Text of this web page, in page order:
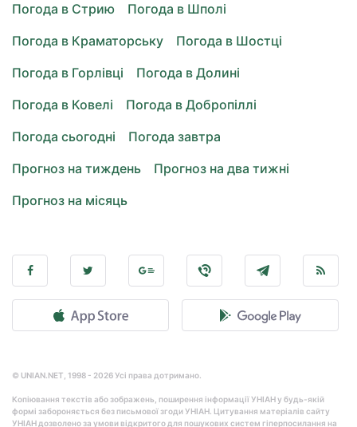
Погода в Стрию
Погода в Шполі
Погода в Краматорську
Погода в Шостці
Погода в Горлівці
Погода в Долині
Погода в Ковелі
Погода в Добропіллі
Погода сьогодні
Погода завтра
Прогноз на тиждень
Прогноз на два тижні
Прогноз на місяць
© UNIAN.NET, 1998 - 2026 Усі права дотримано.
Копіювання текстів або зображень, поширення інформації УНІАН у будь-якій
формі забороняється без письмової згоди УНІАН. Цитування матеріалів сайту
УНІАН дозволено за умови відкритого для пошукових систем гіперпосилання на